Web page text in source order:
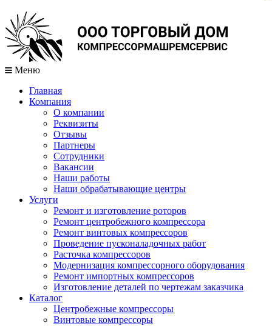
Меню
Главная
Компания
О компании
Реквизиты
Отзывы
Партнеры
Сотрудники
Вакансии
Наши работы
Наши обрабатывающие центры
Услуги
Ремонт и изготовление роторов
Ремонт центробежного компрессора
Ремонт винтовых компрессоров
Проведение пусконаладочных работ
Расточка компрессоров
Модернизация компрессорного оборудования
Ремонт импортных компрессоров
Изготовление деталей по чертежам заказчика
Каталог
Центробежные компрессоры
Винтовые компрессоры